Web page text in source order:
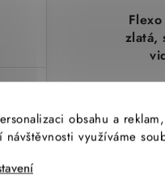
obsahu a
návštěvnosti využíváme
zlatá,